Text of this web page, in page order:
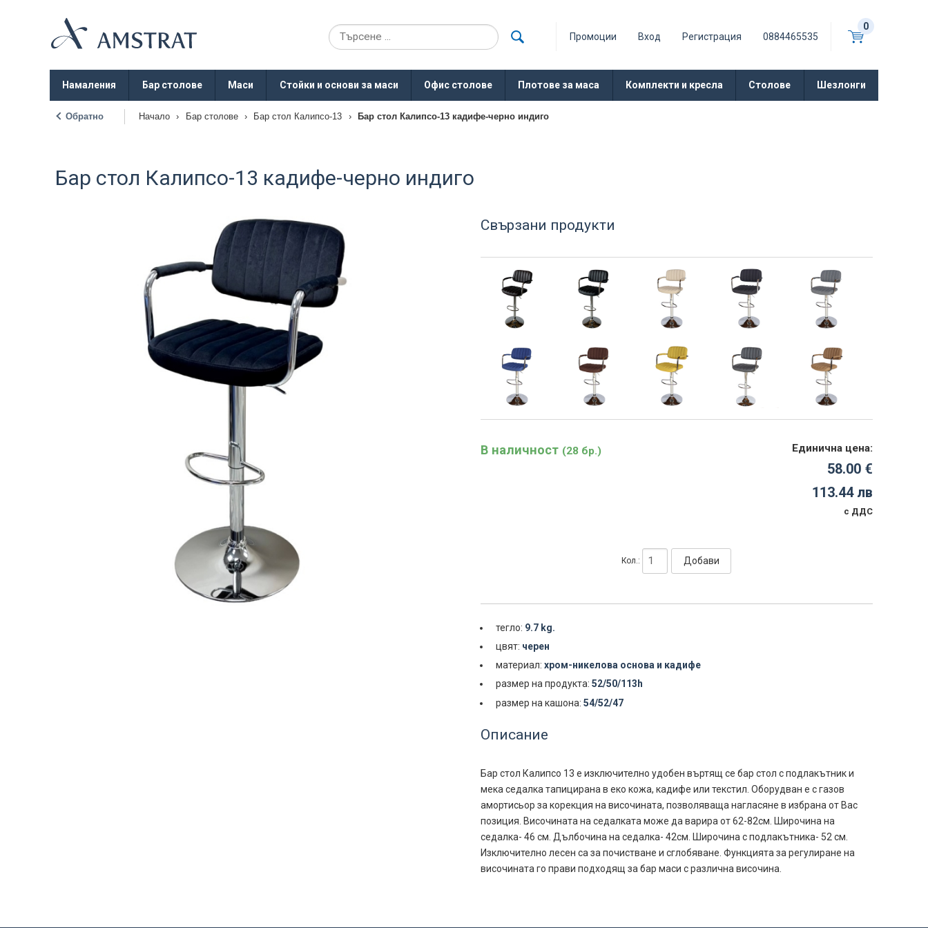
0
Промоции
Вход Регистрация 0884465535
Намаления Бар столове Маси Стойки и основи за маси Офис столове Плотове за маса Комплекти и кресла Столове Шезлонги
Обратно Начало › Бар столове › Бар стол Калипсо-13 › Бар стол Калипсо-13 кадифе-черно индиго
Бар стол Калипсо-13 кадифе-черно индиго
Свързани продукти
Единична цена:
58.00 €
113.44 лв
с ДДС
В наличност (28 бр.)
Кол.: Добави
тегло: 9.7 kg.
цвят: черен
материал:хром-никелова основа и кадифе
размер на продукта:52/50/113h
размер на кашона:54/52/47
Описание
Бар стол Калипсо 13 е изключително удобен въртящ се бар стол с подлакътник и
мека седалка тапицирана в еко кожа, кадифе или текстил. Оборудван е с газов
амортисьор за корекция на височината, позволяваща нагласяне в избрана от Вас
позиция. Височината на седалката може да варира от 62-82см. Широчина на
седалка- 46 см. Дълбочина на седалка- 42см. Широчина с подлакътника- 52 см.
Изключително лесен са за почистване и сглобяване. Функцията за регулиране на
височината го прави подходящ за бар маси с различна височина.